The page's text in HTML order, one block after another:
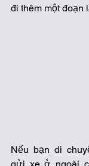
đi thêm một đoạn
Nếu bạn di